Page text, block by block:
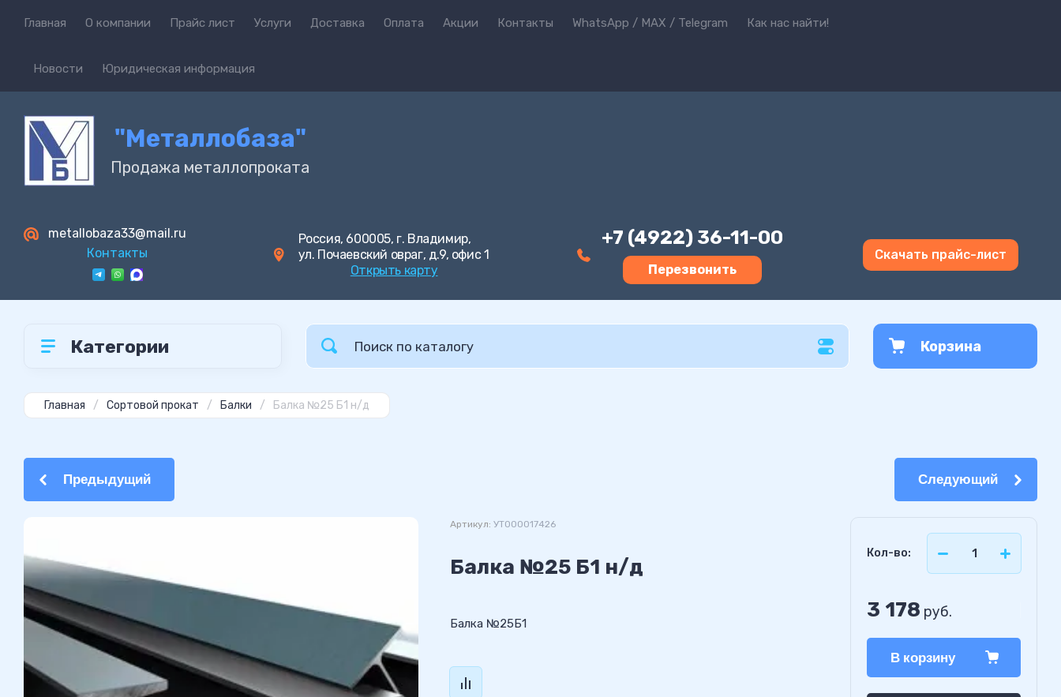
Главная О компании Прайс лист Услуги Доставка Оплата Акции Контакты WhatsApp / MAX / Telegram Как нас найти!
Новости Юридическая информация
"Металлобаза"
Продажа металлопроката
metallobaza33@mail.ru
Контакты
Россия, 600005, г. Владимир,
ул. Почаевский овраг, д.9, офис 1
Открыть карту
+7 (4922) 36-11-00
Перезвонить
Скачать прайс-лист
Категории Корзина
Главная / Сортовой прокат / Балки / Балка №25 Б1 н/д
Предыдущий Следующий
Артикул: УТ000017426
Балка №25 Б1 н/д
Балка №25Б1
Кол-во:
3 178 руб.
В корзину